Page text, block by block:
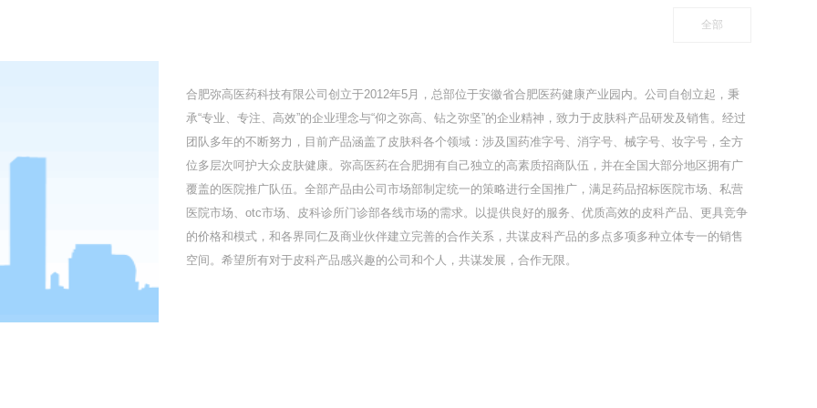
全部
合肥弥高医药科技有限公司创立于2012年5月，总部位于安徽省合肥医药健康产业园内。公司自创立起，秉
承“专业、专注、高效”的企业理念与“仰之弥高、钻之弥坚”的企业精神，致力于皮肤科产品研发及销售。经过
团队多年的不断努力，目前产品涵盖了皮肤科各个领域：涉及国药准字号、消字号、械字号、妆字号，全方
位多层次呵护大众皮肤健康。弥高医药在合肥拥有自己独立的高素质招商队伍，并在全国大部分地区拥有广
覆盖的医院推广队伍。全部产品由公司市场部制定统一的策略进行全国推广，满足药品招标医院市场、私营
医院市场、otc市场、皮科诊所门诊部各线市场的需求。以提供良好的服务、优质高效的皮科产品、更具竞争
的价格和模式，和各界同仁及商业伙伴建立完善的合作关系，共谋皮科产品的多点多项多种立体专一的销售
空间。希望所有对于皮科产品感兴趣的公司和个人，共谋发展，合作无限。